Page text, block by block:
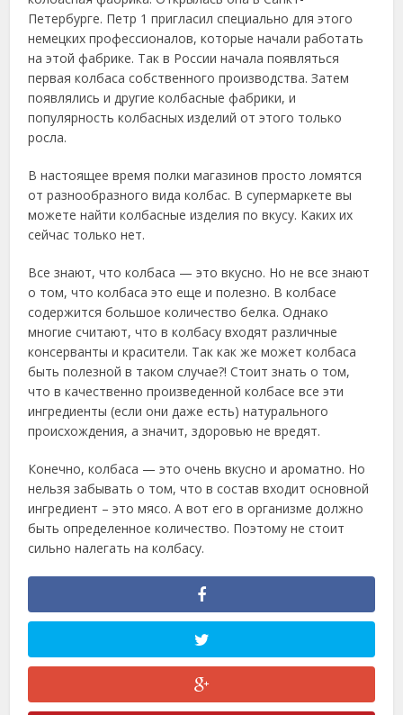
Петербурге. Петр 1 пригласил специально для этого
немецких профессионалов, которые начали работать
на этой фабрике. Так в России начала появляться
первая колбаса собственного производства. Затем
появлялись и другие колбасные фабрики, и
популярность колбасных изделий от этого только
росла.
В настоящее время полки магазинов просто ломятся
от разнообразного вида колбас. В супермаркете вы
можете найти колбасные изделия по вкусу. Каких их
сейчас только нет.
Все знают, что колбаса — это вкусно. Но не все знают
о том, что колбаса это еще и полезно. В колбасе
содержится большое количество белка. Однако
многие считают, что в колбасу входят различные
консерванты и красители. Так как же может колбаса
быть полезной в таком случае?! Стоит знать о том,
что в качественно произведенной колбасе все эти
ингредиенты (если они даже есть) натурального
происхождения, а значит, здоровью не вредят.
Конечно, колбаса — это очень вкусно и ароматно. Но
нельзя забывать о том, что в состав входит основной
ингредиент – это мясо. А вот его в организме должно
быть определенное количество. Поэтому не стоит
сильно налегать на колбасу.